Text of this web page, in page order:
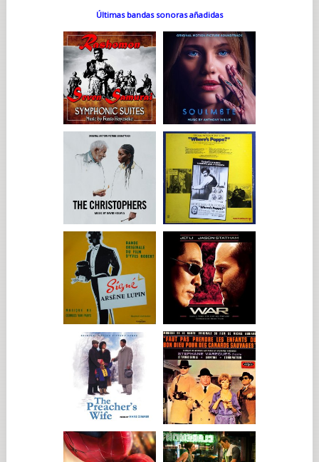
Últimas bandas sonoras añadidas